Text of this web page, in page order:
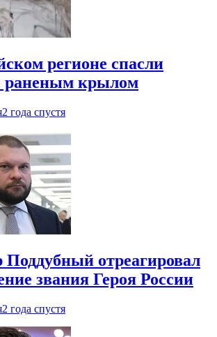
регионе спасли
раненым крылом
2 года спустя
Поддубный отреагировал
звания Героя России
2 года спустя